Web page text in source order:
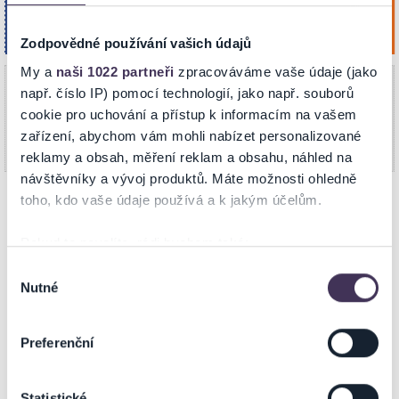
Zodpovědné používání vašich údajů
My a naši 1022 partneři zpracováváme vaše údaje (jako
např. číslo IP) pomocí technologií, jako např. souborů
cookie pro uchování a přístup k informacím na vašem
zařízení, abychom vám mohli nabízet personalizované
reklamy a obsah, měření reklam a obsahu, náhled na
návštěvníky a vývoj produktů. Máte možnosti ohledně
toho, kdo vaše údaje používá a k jakým účelům.
Pokud to povolíte, rádi bychom také:
které mohou být přesné na několik metrů
skenování pro konkrétní charakteristiky (otisk prstu)
Zjistěte více o tom, jak zpracováváme vaše osobní
souhlasu
Nutné
Preferenční
Štvrtok
3
Dec 2026
18:00
PRIPRAVUJEME
Pripravujeme do predaja..
TAJOMSTVÁ VIANOČNÉHO KRBU
Aula SZU
BANSKÁ BYSTRICA
NA MAPE